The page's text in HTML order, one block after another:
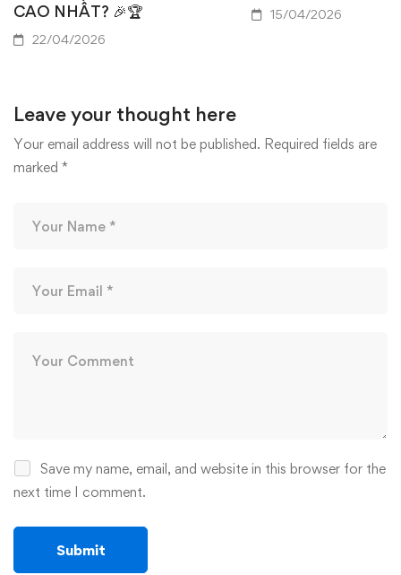
CAO NHẤT? 🎉🏆
22/04/2026
15/04/2026
Leave your thought here
Your email address will not be published. Required fields are
marked *
Save my name, email, and website in this browser for the
next time I comment.